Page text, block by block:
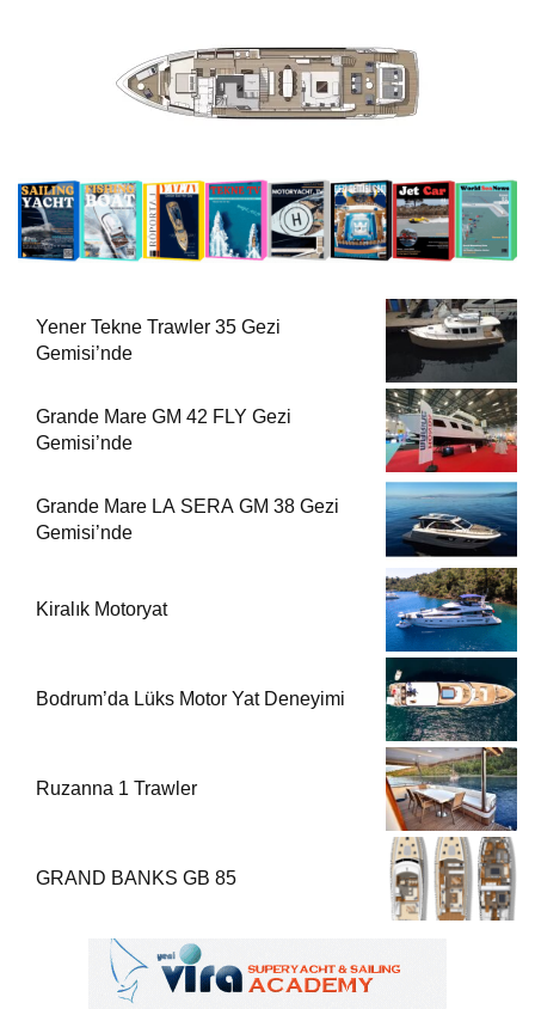
Yener Tekne Trawler 35 Gezi
Gemisi’nde
Grande Mare GM 42 FLY Gezi
Gemisi’nde
Grande Mare LA SERA GM 38 Gezi
Gemisi’nde
Kiralık Motoryat
Bodrum’da Lüks Motor Yat Deneyimi
Ruzanna 1 Trawler
GRAND BANKS GB 85